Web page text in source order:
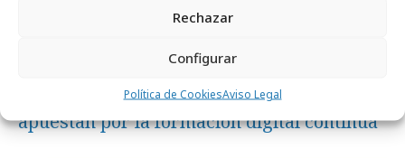
Rechazar
Configurar
Política de CookiesAviso Legal
Por qué los profesionales del marketing
apuestan por la formación digital continua